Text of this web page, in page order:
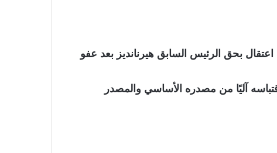
بحق الرئيس السابق هيرنانديز بعد عفو
الخبر تم اقتباسه آليًا من مصدره الأساسي والمصدر